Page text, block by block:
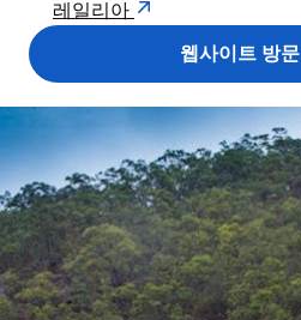
레일리아
웹사이트 방문